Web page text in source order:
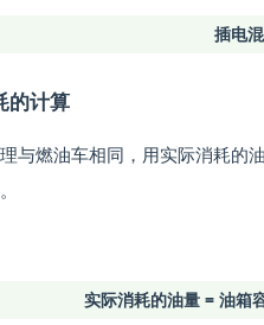
油耗使用提示, 常见问题解答插电
的计算
与燃油车相同，用实际消耗的
实际消耗的油量 = 油箱